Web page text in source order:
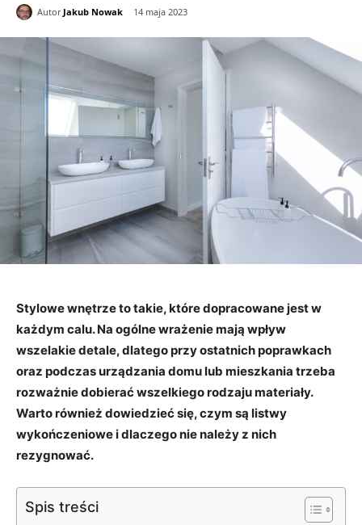
Autor Jakub Nowak 14 maja 2023
Stylowe wnętrze to takie, które dopracowane jest w
każdym calu. Na ogólne wrażenie mają wpływ
wszelakie detale, dlatego przy ostatnich poprawkach
oraz podczas urządzania domu lub mieszkania trzeba
rozważnie dobierać wszelkiego rodzaju materiały.
Warto również dowiedzieć się, czym są listwy
wykończeniowe i dlaczego nie należy z nich
rezygnować.
Spis treści